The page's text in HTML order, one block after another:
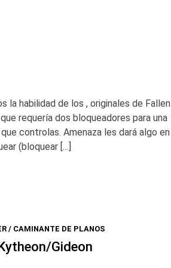
la habilidad de los , originales de Fallen
requería dos bloqueadores para una
controlas. Amenaza les dará algo en
(bloquear […]
/ CAMINANTE DE PLANOS
Gideon